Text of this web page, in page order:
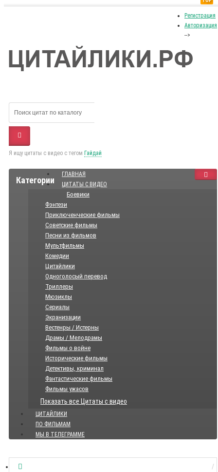
Регистрация
Авторизация
-->
Я ищу цитаты с видео с тегом Гайдай
Категории
ГЛАВНАЯ
ЦИТАТЫ С ВИДЕО
Боевики
Фэнтези
Приключенческие фильмы
Советские фильмы
Песни из фильмов
Мультфильмы
Комедии
Цитайлики
Одноголосый перевод
Триллеры
Мюзиклы
Сериалы
Экранизации
Вестенры / Истерны
Драмы / Мелодрамы
Фильмы о войне
Исторические фильмы
Детективы, криминал
Фантастические фильмы
Фильмы ужасов
Показать все Цитаты с видео
ЦИТАЙЛИКИ
ПО ФИЛЬМАМ
МЫ В ТЕЛЕГРАММЕ